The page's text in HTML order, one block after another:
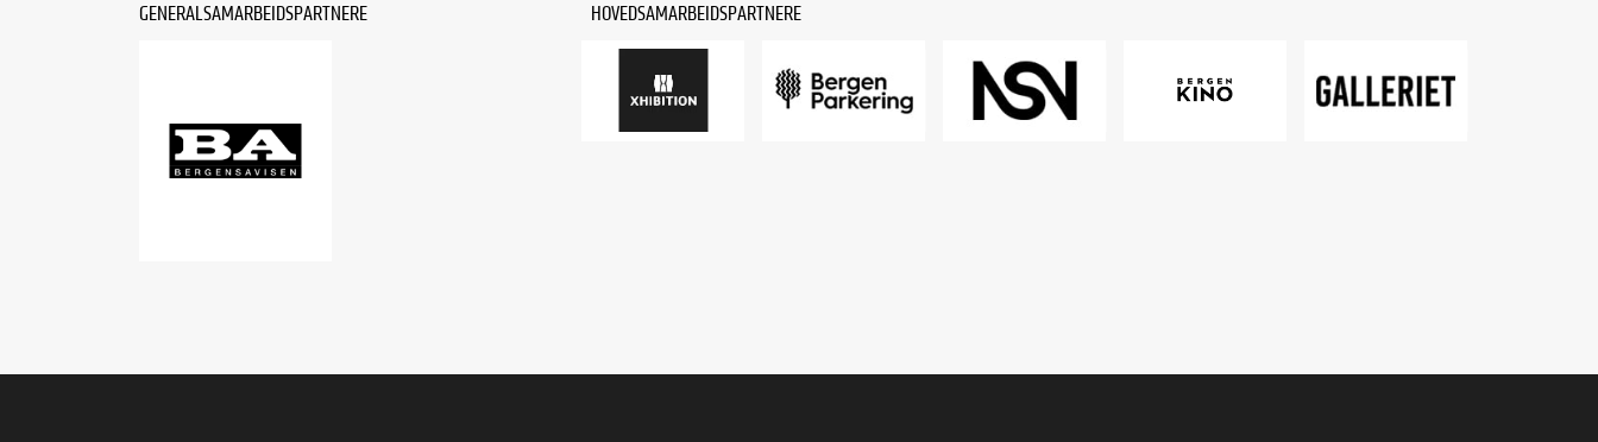
GENERALSAMARBEIDSPARTNERE HOVEDSAMARBEIDSPARTNERE